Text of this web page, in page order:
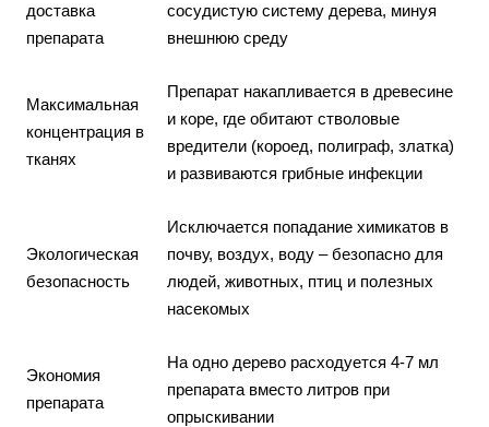
доставка
препарата
сосудистую систему дерева, минуя
внешнюю среду
Максимальная
концентрация в
тканях
Препарат накапливается в древесине
и коре, где обитают стволовые
вредители (короед, полиграф, златка)
и развиваются грибные инфекции
Экологическая
безопасность
Исключается попадание химикатов в
почву, воздух, воду – безопасно для
людей, животных, птиц и полезных
насекомых
Экономия
препарата
На одно дерево расходуется 4-7 мл
препарата вместо литров при
опрыскивании